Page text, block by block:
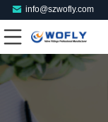
info@szwofly.com